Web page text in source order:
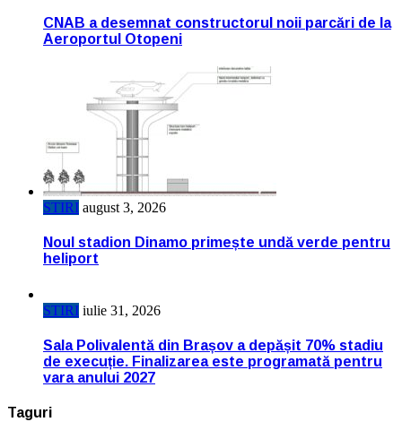
CNAB a desemnat constructorul noii parcări de la
Aeroportul Otopeni
STIRI august 3, 2026
Noul stadion Dinamo primește undă verde pentru
heliport
STIRI iulie 31, 2026
Sala Polivalentă din Brașov a depășit 70% stadiu
de execuție. Finalizarea este programată pentru
vara anului 2027
Taguri